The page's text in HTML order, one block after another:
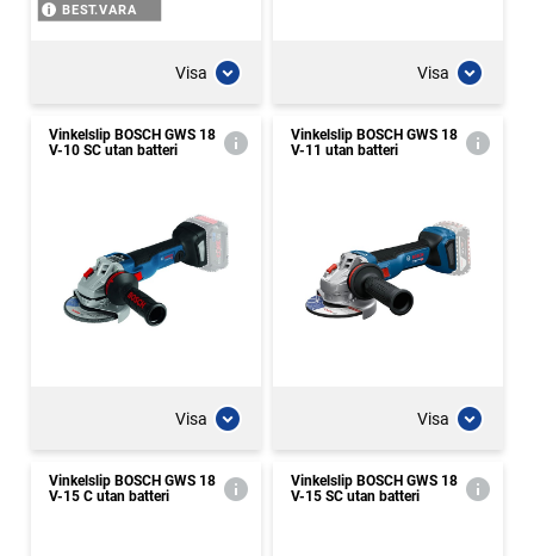
BEST.VARA
Visa Visa
Vinkelslip BOSCH GWS 18
V-10 SC utan batteri
Visa
Vinkelslip BOSCH GWS 18
V-11 utan batteri
Visa
Vinkelslip BOSCH GWS 18
V-15 C utan batteri
Vinkelslip BOSCH GWS 18
V-15 SC utan batteri